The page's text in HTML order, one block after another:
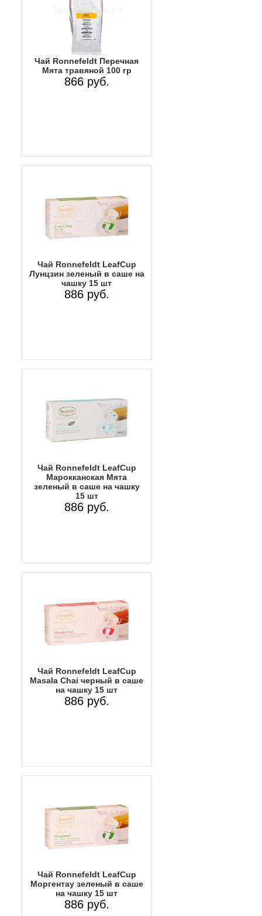
Чай Ronnefeldt Перечная
Мята травяной 100 гр
866 руб.
Чай Ronnefeldt LeafCup
Лунцзин зеленый в саше на
чашку 15 шт
886 руб.
Чай Ronnefeldt LeafCup
Марокканская Мята
зеленый в саше на чашку
15 шт
886 руб.
Чай Ronnefeldt LeafCup
Masala Chai черный в саше
на чашку 15 шт
886 руб.
Чай Ronnefeldt LeafCup
Моргентау зеленый в саше
на чашку 15 шт
886 руб.